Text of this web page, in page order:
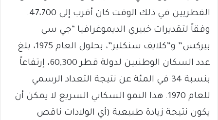
القطريين في ذلك الوقت كان أقرب إلى 47،700.
وفقاً لتقديرات خبيري الديموغرافيا “جي سي
بيركس” و”كلايف سنكلير”، بحلول العام 1975، بلغ
عدد السكان الوطنيين لدولة قطر 60,300، إرتفاعاً
بنسبة 34 في المئة عن نتيجة التعداد الرسمي
للعام 1970. هذا النمو السكاني السريع لا يمكن أن
يكون نتيجة زيادة طبيعية (أي الولادات ناقص